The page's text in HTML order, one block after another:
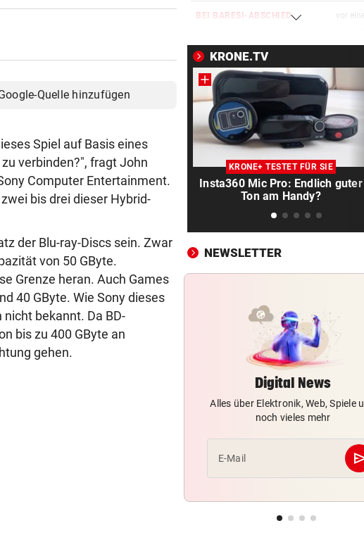
Quelle hinzufügen
Spiel auf Basis eines
verbinden?", fragt John
Computer Entertainment.
bis drei dieser Hybrid-
der Blu-ray-Discs sein. Zwar
von 50 GByte.
Grenze heran. Auch Games
40 GByte. Wie Sony dieses
bekannt. Da BD-
bis zu 400 GByte an
gehen.
BEI BARESI-ABSCHIED vor
mit Mallet-Finger
KIND UND PARTNER TOT vor
Traktor-Unglück: Mutter (36)
meldet sich zu Wort
STRATEGIE FEHLT vor
Schutz vor Drohnen?
hat keinen Plan
3:1 nach 0:1! Altach dreht
gegen WSG Tirol
KRITIK AUS POLITIK vor
300.000 Euro auf
NACH WIEN AUF MYKONOS
Luxus am Meer! Sabalenka
gewährt private Einblicke
„IHR SEID DER HAMMER!“ vor 2
Feuerwehr befreite Kalb aus
misslicher Lage
vor
eines Kult-Sponsors
KRONE.TV
KRONE+ TESTET FÜR SIE
Insta360 Mic Pro: Endlich guter
Ton am Handy?
NEWSLETTER
Digital News
Alles über Elektronik, Web, Spiele
noch vieles mehr
E-Mail